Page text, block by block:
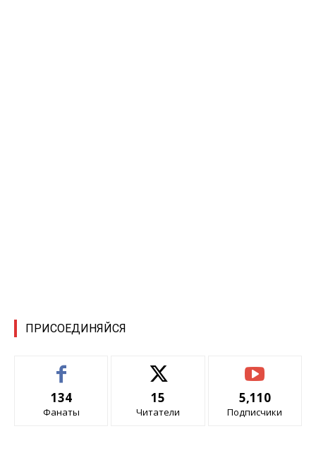
ПРИСОЕДИНЯЙСЯ
134
Фанаты
15
Читатели
5,110
Подписчики